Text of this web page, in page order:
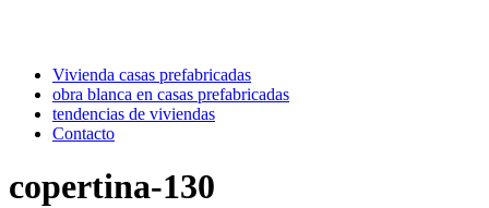
Vivienda casas prefabricadas
obra blanca en casas prefabricadas
tendencias de viviendas
Contacto
copertina-130